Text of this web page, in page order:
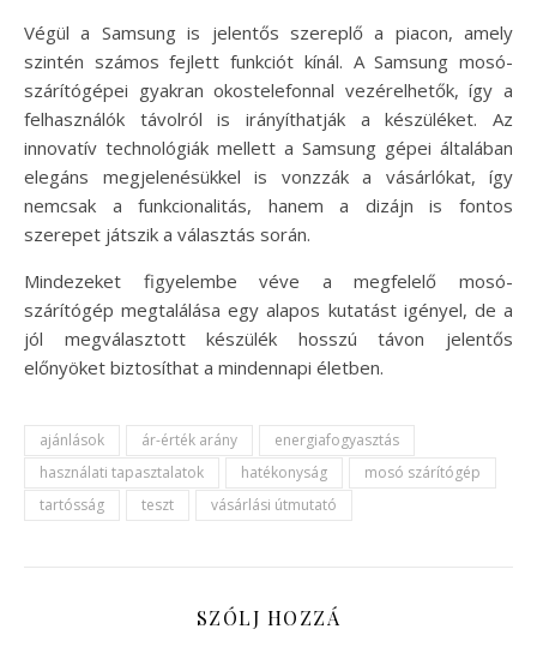
Végül a Samsung is jelentős szereplő a piacon, amely
szintén számos fejlett funkciót kínál. A Samsung mosó-
szárítógépei gyakran okostelefonnal vezérelhetők, így a
felhasználók távolról is irányíthatják a készüléket. Az
innovatív technológiák mellett a Samsung gépei általában
elegáns megjelenésükkel is vonzzák a vásárlókat, így
nemcsak a funkcionalitás, hanem a dizájn is fontos
szerepet játszik a választás során.
Mindezeket figyelembe véve a megfelelő mosó-
szárítógép megtalálása egy alapos kutatást igényel, de a
jól megválasztott készülék hosszú távon jelentős
előnyöket biztosíthat a mindennapi életben.
ajánlások ár-érték arány
energiafogyasztás
használati tapasztalatok
hatékonyság
mosó szárítógép
tartósság
teszt vásárlási útmutató
SZÓLJ HOZZÁ